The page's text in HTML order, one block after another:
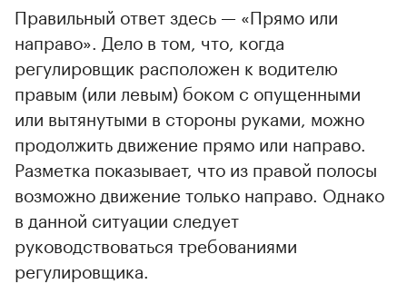
Правильный ответ здесь — «Прямо или
направо». Дело в том, что, когда
регулировщик расположен к водителю
правым (или левым) боком с опущенными
или вытянутыми в стороны руками, можно
продолжить движение прямо или направо.
Разметка показывает, что из правой полосы
возможно движение только направо. Однако
в данной ситуации следует
руководствоваться требованиями
регулировщика.